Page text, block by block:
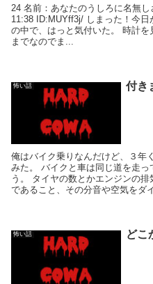
24 名前：あなたのうしろに名無
11:38 ID:MUYff3j/ しまった！今
の中で、はっと気付いた。 時計
までなのでま...
怖い話 付き
俺はバイク乗りなんだけど、３年
みた。 バイクと車は同じ道を走
う。 タイヤの数とかエンジンの
であること、その分音や空気をダ
怖い話 どこ